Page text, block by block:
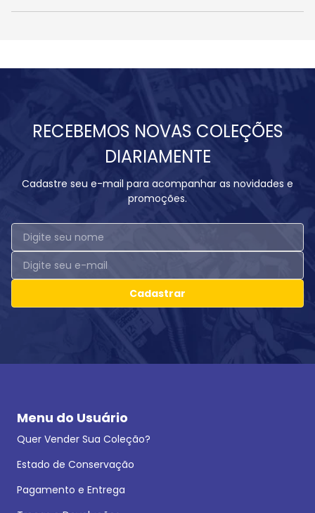
RECEBEMOS NOVAS COLEÇÕES
DIARIAMENTE
Cadastre seu e-mail para acompanhar as novidades e
promoções.
Cadastrar
Menu do Usuário
Quer Vender Sua Coleção?
Estado de Conservação
Pagamento e Entrega